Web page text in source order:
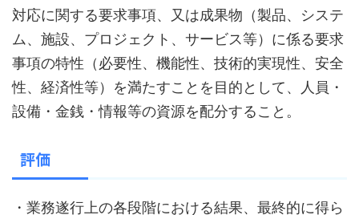
対応に関する要求事項、又は成果物（製品、システ
ム、施設、プロジェクト、サービス等）に係る要求
事項の特性（必要性、機能性、技術的実現性、安全
性、経済性等）を満たすことを目的として、人員・
設備・金銭・情報等の資源を配分すること。
評価
・業務遂行上の各段階における結果、最終的に得ら